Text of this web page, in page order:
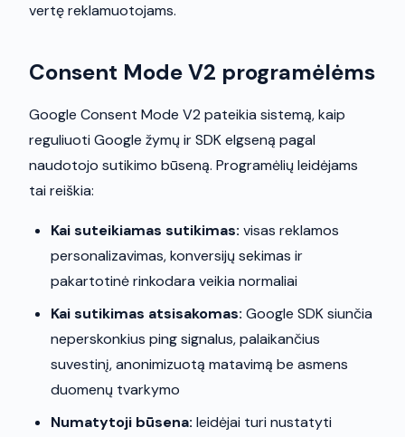
vertę reklamuotojams.
Consent Mode V2 programėlėms
Google Consent Mode V2 pateikia sistemą, kaip
reguliuoti Google žymų ir SDK elgseną pagal
naudotojo sutikimo būseną. Programėlių leidėjams
tai reiškia:
Kai suteikiamas sutikimas: visas reklamos
personalizavimas, konversijų sekimas ir
pakartotinė rinkodara veikia normaliai
Kai sutikimas atsisakomas: Google SDK siunčia
neperskonkius ping signalus, palaikančius
suvestinį, anonimizuotą matavimą be asmens
duomenų tvarkymo
Numatytoji būsena: leidėjai turi nustatyti